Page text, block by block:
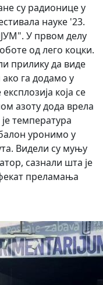
су радионице у
науке '23.
У првом делу
од лего коцки.
прилику да виде
га додамо у
која се
азоту дода врела
температура
уронимо у
Видели су муњу
сазнали шта је
преламања